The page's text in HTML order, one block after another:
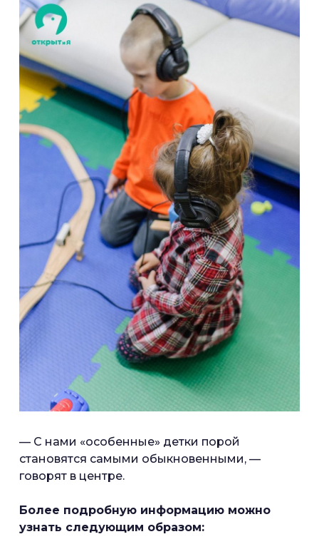
— С нами «особенные» детки порой
становятся самыми обыкновенными, —
говорят в центре.
Более подробную информацию можно
узнать следующим образом: